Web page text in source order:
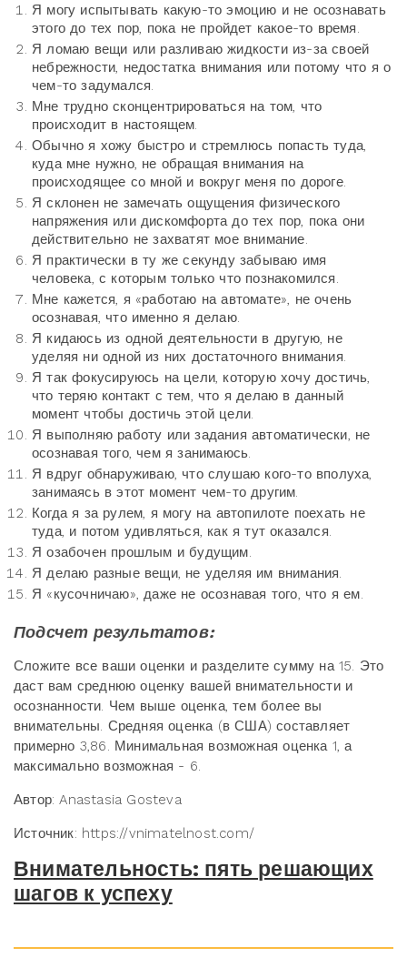
Я могу испытывать какую-то эмоцию и не осознавать
этого до тех пор, пока не пройдет какое-то время.
Я ломаю вещи или разливаю жидкости из-за своей
небрежности, недостатка внимания или потому что я о
чем-то задумался.
Мне трудно сконцентрироваться на том, что
происходит в настоящем.
Обычно я хожу быстро и стремлюсь попасть туда,
куда мне нужно, не обращая внимания на
происходящее со мной и вокруг меня по дороге.
Я склонен не замечать ощущения физического
напряжения или дискомфорта до тех пор, пока они
действительно не захватят мое внимание.
Я практически в ту же секунду забываю имя
человека, с которым только что познакомился.
Мне кажется, я «работаю на автомате», не очень
осознавая, что именно я делаю.
Я кидаюсь из одной деятельности в другую, не
уделяя ни одной из них достаточного внимания.
Я так фокусируюсь на цели, которую хочу достичь,
что теряю контакт с тем, что я делаю в данный
момент чтобы достичь этой цели.
Я выполняю работу или задания автоматически, не
осознавая того, чем я занимаюсь.
Я вдруг обнаруживаю, что слушаю кого-то вполуха,
занимаясь в этот момент чем-то другим.
Когда я за рулем, я могу на автопилоте поехать не
туда, и потом удивляться, как я тут оказался.
Я озабочен прошлым и будущим.
Я делаю разные вещи, не уделяя им внимания.
Я «кусочничаю», даже не осознавая того, что я ем.
Подсчет результатов:
Сложите все ваши оценки и разделите сумму на 15. Это
даст вам среднюю оценку вашей внимательности и
осознанности. Чем выше оценка, тем более вы
внимательны. Средняя оценка (в США) составляет
примерно 3,86. Минимальная возможная оценка 1, а
максимально возможная - 6.
Автор: Anastasia Gosteva
Источник: https://vnimatelnost.com/
Внимательность: пять решающих
шагов к успеху